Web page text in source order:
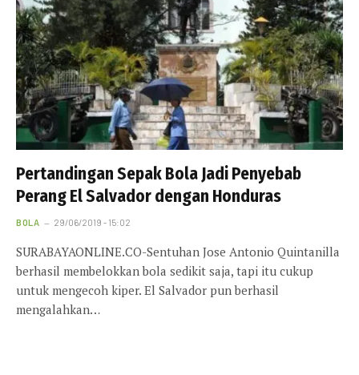
Pertandingan Sepak Bola Jadi Penyebab
Perang El Salvador dengan Honduras
BOLA 29/06/2019 - 15:02
SURABAYAONLINE.CO-Sentuhan Jose Antonio Quintanilla
berhasil membelokkan bola sedikit saja, tapi itu cukup
untuk mengecoh kiper. El Salvador pun berhasil
mengalahkan…